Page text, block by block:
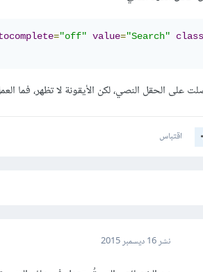
="off" value="Search" class
على الحقل النصي، لكن الأيقونة لا تظهر، فما
اقتباس
نشر16 ديسمبر 2015